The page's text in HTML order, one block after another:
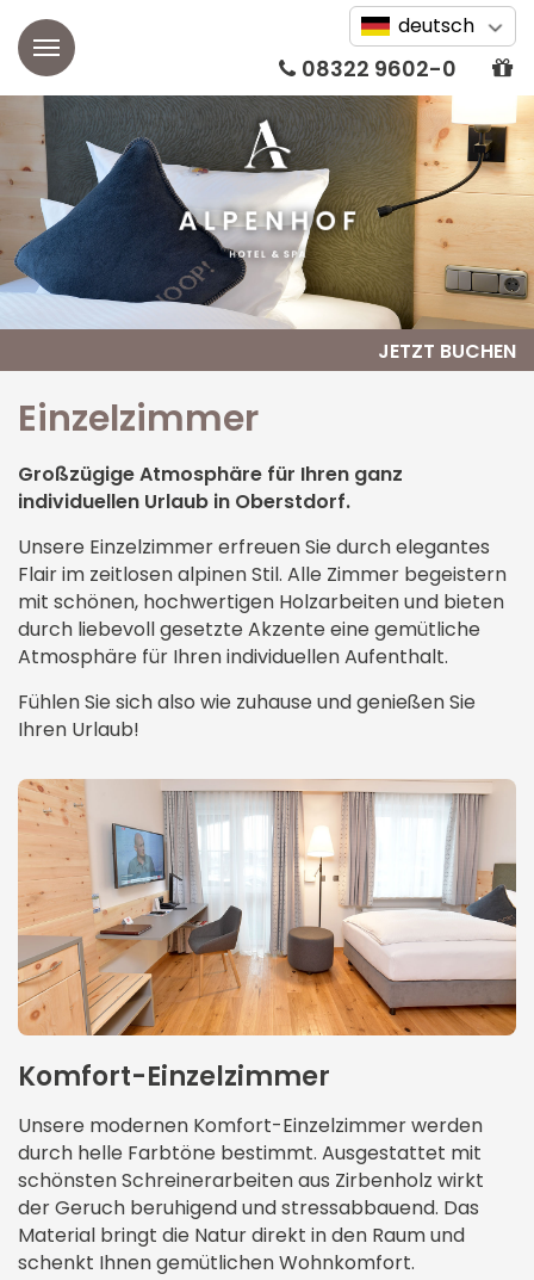
deutsch
08322 9602-0
Alpenhof
Aktuelles
Unsere Geschichte
Webcam
Bildergalerie
Auszeichnungen
Zimmer
Doppelzimmer
Einzelzimmer
Alpin Studios & SPA
Wellness
Alp SPA
Wellnessbehandlungen
Beauty & Kosmetik
Osteopathie & Physiotherapie
Yoga
Restaurant
Kulinarischer Kalender
Vitales Frühstücksbuffet
Verwöhnmenü
Grillabende
Oktoberfestabende
Harmonische Harfenabende
Käsefondue Abend
Angebote
Frühling
Sommer
Herbst
Winter
Weihnachten
Wellness
Golf
Apartments
Tagung
Tagungsräume
Tagungspauschalen
Technik & Ausstattung
Teamevents
Stellenangebote
Ausbildung
Oberstdorf
Gästepass
Wanderurlaub
Wintersport
Familienurlaub
Golf im Allgäu
Therme Oberstdorf
JETZT BUCHEN
Einzelzimmer
Großzügige Atmosphäre für Ihren ganz
individuellen Urlaub in Oberstdorf.
Unsere Einzelzimmer erfreuen Sie durch elegantes
Flair im zeitlosen alpinen Stil. Alle Zimmer begeistern
mit schönen, hochwertigen Holzarbeiten und bieten
durch liebevoll gesetzte Akzente eine gemütliche
Atmosphäre für Ihren individuellen Aufenthalt.
Fühlen Sie sich also wie zuhause und genießen Sie
Ihren Urlaub!
Komfort-Einzelzimmer
Unsere modernen Komfort-Einzelzimmer werden
durch helle Farbtöne bestimmt. Ausgestattet mit
schönsten Schreinerarbeiten aus Zirbenholz wirkt
der Geruch beruhigend und stressabbauend. Das
Material bringt die Natur direkt in den Raum und
schenkt Ihnen gemütlichen Wohnkomfort.